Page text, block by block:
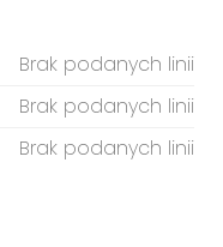
Brak podanych linii
Brak podanych linii
Brak podanych linii